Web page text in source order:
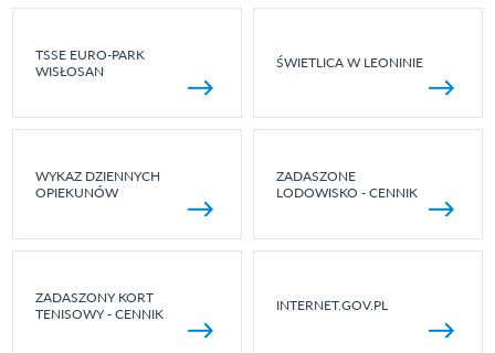
TSSE EURO-PARK
WISŁOSAN
ŚWIETLICA W LEONINIE
WYKAZ DZIENNYCH
OPIEKUNÓW
ZADASZONE
LODOWISKO - CENNIK
ZADASZONY KORT
TENISOWY - CENNIK
INTERNET.GOV.PL